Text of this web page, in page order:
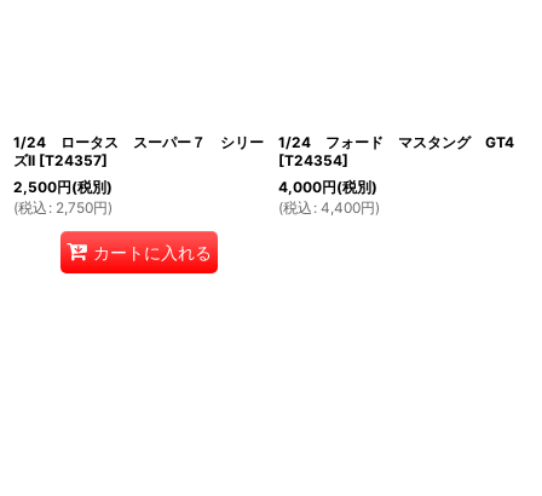
1/24 ロータス スーパー７ シリー
ズII [T24357]
2,500円(税別)
(税込 : 2,750円)
カートに入れる
1/24 フォード マスタング GT4
[T24354]
4,000円(税別)
(税込 : 4,400円)